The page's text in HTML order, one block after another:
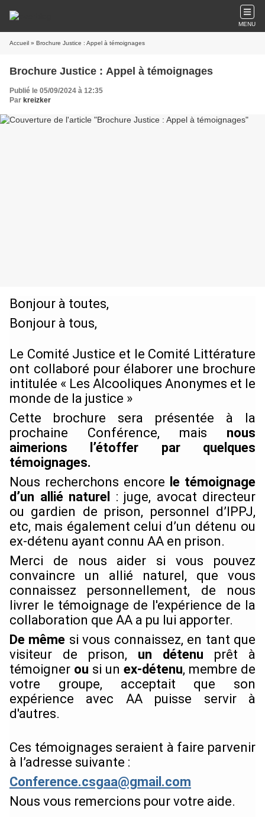
MENU
Accueil » Brochure Justice : Appel à témoignages
Brochure Justice : Appel à témoignages
Publié le 05/09/2024 à 12:35
Par kreizker
Bonjour à toutes,
Bonjour à tous,
Le Comité Justice et le Comité Littérature
ont collaboré pour élaborer une brochure
intitulée « Les Alcooliques Anonymes et le
monde de la justice »
Cette brochure sera présentée à la
prochaine Conférence, mais nous
aimerions l’étoffer par quelques
témoignages.
Nous recherchons encore le témoignage
d’un allié naturel
: juge, avocat directeur
ou gardien de prison, personnel d’IPPJ,
etc, mais également celui d’un détenu ou
ex-détenu ayant connu AA en prison.
Merci de nous aider si vous pouvez
convaincre un allié naturel, que vous
connaissez personnellement, de nous
livrer le témoignage de l'expérience de la
collaboration que AA a pu lui apporter.
De même si vous connaissez, en tant que
visiteur de prison, un détenu prêt à
témoigner ou si un ex-détenu, membre de
votre groupe, acceptait que son
expérience avec AA puisse servir à
d'autres.
Ces témoignages seraient à faire parvenir
à l’adresse suivante :
Conference.csgaa@gmail.com
Nous vous remercions pour votre aide.